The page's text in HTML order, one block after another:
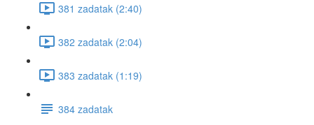
381 zadatak (2:40)
382 zadatak (2:04)
383 zadatak (1:19)
384 zadatak